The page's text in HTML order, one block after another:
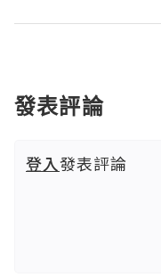
發表評論
登入發表評論